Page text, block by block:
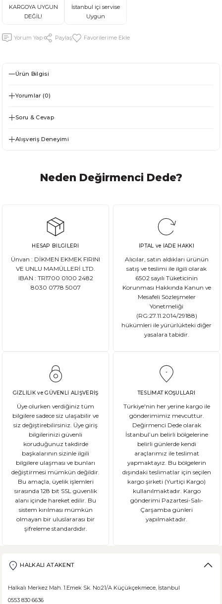
KARGOYA UYGUN
DEĞİL!
İstanbul içi servise
Uygun
Yorum Yap Paylaş
Ürün Bilgisi
Yorumlar (0)
Soru & Cevap
Alışveriş Deneyimi
Neden Değirmenci Dede?
HESAP BİLGİLERİ
Ünvan : DİKMEN EKMEK FIRINI
VE UNLU MAMÜLLERİ LTD.
IBAN : TR1700 0100 2482
8030 0778 5007
İPTAL ve İADE HAKKI
Alıcılar, satın aldıkları ürünün
satış ve teslimi ile ilgili olarak
6502 sayılı Tüketicinin
Korunması Hakkında Kanun ve
Mesafeli Sözleşmeler
Yönetmeliği
(RG:27.11.2014/29188)
hükümleri ile yürürlükteki diğer
yasalara tabidir.
GİZLİLİK ve GÜVENLİ ALIŞVERİŞ
Üye olurken verdiğiniz tüm
bilgilere sadece siz ulaşabilir ve
siz değiştirebilirsiniz. Üye giriş
bilgilerinizi güvenli
koruduğunuz takdirde
başkalarının sizinle ilgili
bilgilere ulaşması ve bunları
değiştirmesi mümkün değildir.
Bu amaçla, üyelik işlemleri
sırasında 128 bit SSL güvenlik
alanı içinde hareket edilir. Bu
sistem kırılması mümkün
olmayan bir uluslararası bir
şifreleme standardıdır.
TESLİMAT KOŞULLARI
Türkiye'nin her yerine kargo ile
gönderimimiz mevcuttur.
Değirmenci Dede olarak
İstanbul’un belirli bölgelerine
belirli günlerde kendi
araçlarımız ile teslimat
yapmaktayız. Bu bölgelerin
dışındaki teslimatlar için seçilen
kargo şirketi (Yurtiçi Kargo)
kullanılmaktadır. Kargo
gönderimi Pazartesi-Salı-
Çarşamba günleri
yapılmaktadır.
HALKALI ATAKENT
Halkalı Merkez Mah. 1.Emek Sk. No:21/A Küçükçekmece, İstanbul
0553 830 6636